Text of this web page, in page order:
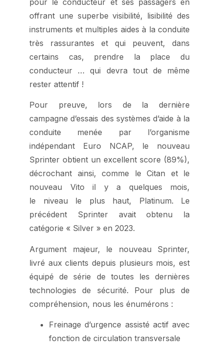
pour le conducteur et ses passagers en
offrant une superbe visibilité, lisibilité des
instruments et multiples aides à la conduite
très rassurantes et qui peuvent, dans
certains cas, prendre la place du
conducteur … qui devra tout de même
rester attentif !
Pour preuve, lors de la dernière
campagne d’essais des systèmes d’aide à la
conduite menée par l’organisme
indépendant Euro NCAP, le nouveau
Sprinter obtient un excellent score (89%),
décrochant ainsi, comme le Citan et le
nouveau Vito il y a quelques mois,
le niveau le plus haut, Platinum. Le
précédent Sprinter avait obtenu la
catégorie « Silver » en 2023.
Argument majeur, le nouveau Sprinter,
livré aux clients depuis plusieurs mois, est
équipé de série de toutes les dernières
technologies de sécurité. Pour plus de
compréhension, nous les énumérons :
Freinage d’urgence assisté actif avec
fonction de circulation transversale